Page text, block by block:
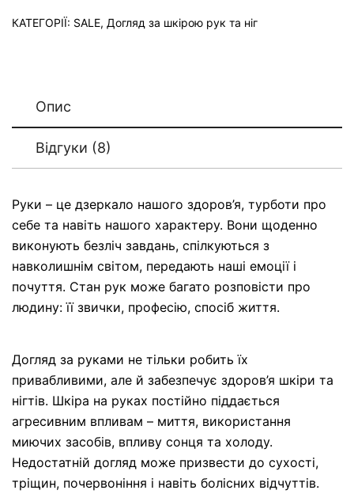
КАТЕГОРІЇ: SALE, Догляд за шкірою рук та ніг
Опис
Відгуки (8)
Руки – це дзеркало нашого здоров’я, турботи про
себе та навіть нашого характеру. Вони щоденно
виконують безліч завдань, спілкуються з
навколишнім світом, передають наші емоції і
почуття. Стан рук може багато розповісти про
людину: її звички, професію, спосіб життя.
Догляд за руками не тільки робить їх
привабливими, але й забезпечує здоров’я шкіри та
нігтів. Шкіра на руках постійно піддається
агресивним впливам – миття, використання
миючих засобів, впливу сонця та холоду.
Недостатній догляд може призвести до сухості,
тріщин, почервоніння і навіть болісних відчуттів.